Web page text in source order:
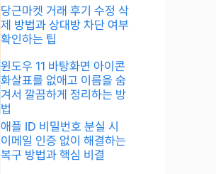
당근마켓 거래 후기 수정 삭
제 방법과 상대방 차단 여부
확인하는 팁
윈도우 11 바탕화면 아이콘
화살표를 없애고 이름을 숨
겨서 깔끔하게 정리하는 방
법
애플 ID 비밀번호 분실 시
이메일 인증 없이 해결하는
복구 방법과 핵심 비결